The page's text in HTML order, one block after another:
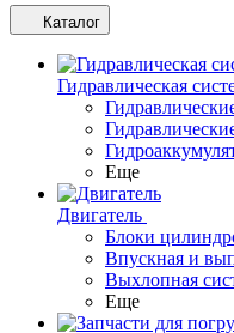
Каталог
Гидравлическая
Еще
Двигатель
Блоки
Впускная и
Выхлопная
Еще